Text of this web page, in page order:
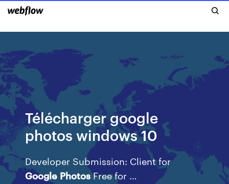
Télécharger google
photos windows 10
Developer Submission: Client for
Google PhotosFree for …